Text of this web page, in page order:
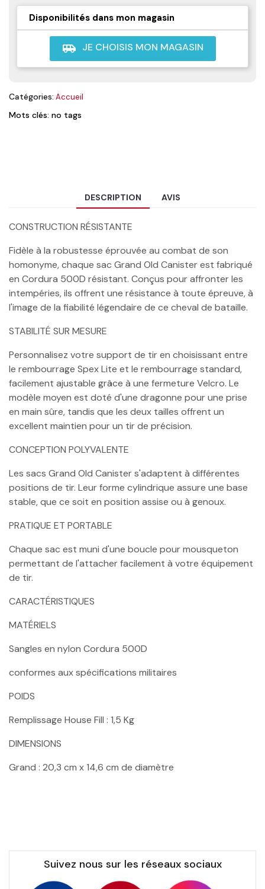
Disponibilités dans mon magasin
airport_shuttle JE CHOISIS MON MAGASIN
Catégories: Accueil
Mots clés: no tags
DESCRIPTION AVIS
CONSTRUCTION RÉSISTANTE
Fidèle à la robustesse éprouvée au combat de son
homonyme, chaque sac Grand Old Canister est fabriqué
en Cordura 500D résistant. Conçus pour affronter les
intempéries, ils offrent une résistance à toute épreuve, à
l'image de la fiabilité légendaire de ce cheval de bataille.
STABILITÉ SUR MESURE
Personnalisez votre support de tir en choisissant entre
le rembourrage Spex Lite et le rembourrage standard,
facilement ajustable grâce à une fermeture Velcro. Le
modèle moyen est doté d'une dragonne pour une prise
en main sûre, tandis que les deux tailles offrent un
excellent maintien pour un tir de précision.
CONCEPTION POLYVALENTE
Les sacs Grand Old Canister s'adaptent à différentes
positions de tir. Leur forme cylindrique assure une base
stable, que ce soit en position assise ou à genoux.
PRATIQUE ET PORTABLE
Chaque sac est muni d'une boucle pour mousqueton
permettant de l'attacher facilement à votre équipement
de tir.
CARACTÉRISTIQUES
MATÉRIELS
Sangles en nylon Cordura 500D
conformes aux spécifications militaires
POIDS
Remplissage House Fill : 1,5 Kg
DIMENSIONS
Grand : 20,3 cm x 14,6 cm de diamètre
Suivez nous sur les réseaux sociaux